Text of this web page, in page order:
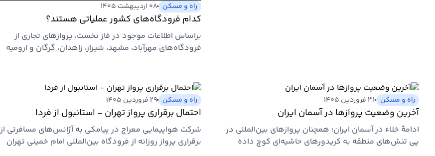
راه و مسکن ۰۸ اردیبهشت ۱۴۰۵
کدام فرودگاه‌های کشور عملیاتی هستند؟
براساس اطلاعات موجود در فاز نخست، پروازهای تجاری از
فرودگاه‌های مهرآباد، مشهد، شیراز، زاهدان، گرگان و ارومیه
راه و مسکن ۳۱ فروردین ۱۴۰۵
آخرین وضعیت پروازها در آسمان ایران
ادامهٔ خلاء در آسمان ایران؛ همچنان پروازهای بین‌المللی در
پی تنش‌های منطقه به کریدورهای حاشیه‌ای کوچ داده
راه و مسکن ۲۹ فروردین ۱۴۰۵
احتمال برقراری پرواز تهران - استانبول از فردا
شرکت هواپیمایی معراج در پیامکی به آژانس‌های مسافرتی از
برقراری پرواز روزانه از فرودگاه بین‌المللی امام خمینی تهران